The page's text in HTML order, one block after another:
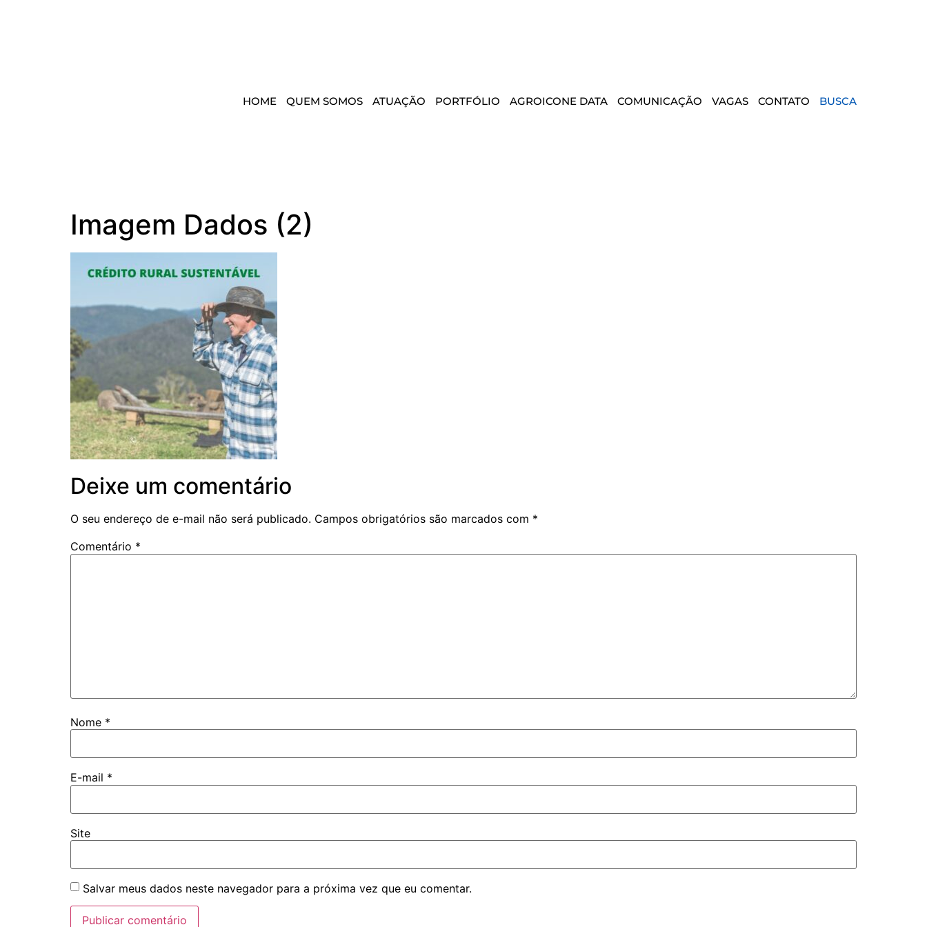
HOME QUEM SOMOS ATUAÇÃO PORTFÓLIO AGROICONE DATA COMUNICAÇÃO VAGAS CONTATO BUSCA
Imagem Dados (2)
Deixe um comentário
O seu endereço de e-mail não será publicado. Campos obrigatórios são marcados com *
Comentário *
Nome *
E-mail *
Site
Salvar meus dados neste navegador para a próxima vez que eu comentar.